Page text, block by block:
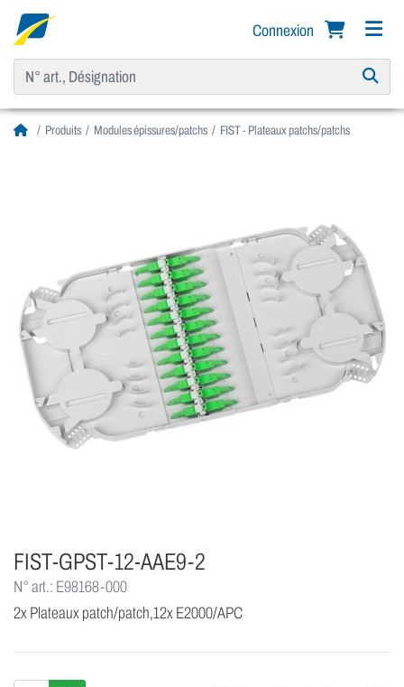
Connexion
Produits Modules épissures/patchs FIST - Plateaux patchs/patchs
FIST-GPST-12-AAE9-2
N° art.: E98168-000
2x Plateaux patch/patch,12x E2000/APC